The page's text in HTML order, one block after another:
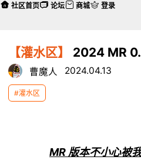
【灌水区】 2024 MR
曹魔人 2024.04.13
#灌水区
MR 版本不小心被
社区首页 论坛 商城 登录